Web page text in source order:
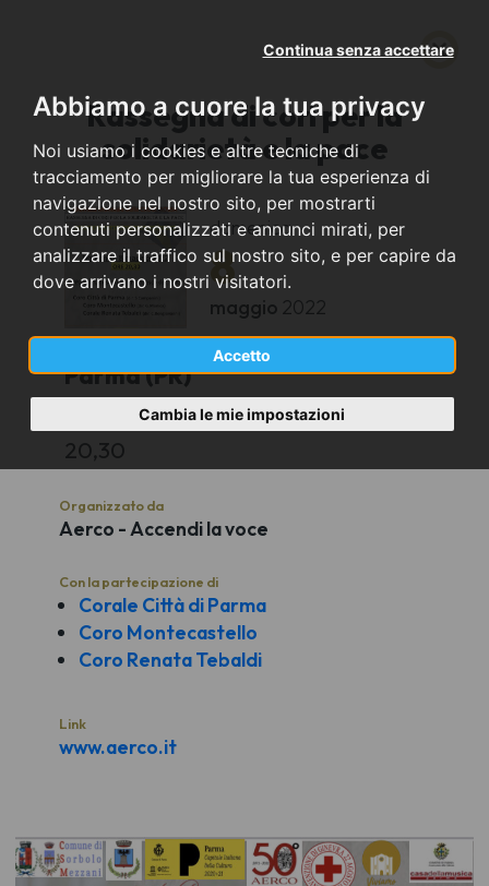
Abbiamo a cuore la tua privacy
Noi usiamo i cookies e altre tecniche di
tracciamento per migliorare la tua esperienza di
navigazione nel nostro sito, per mostrarti
contenuti personalizzati e annunci mirati, per
analizzare il traffico sul nostro sito, e per capire da
dove arrivano i nostri visitatori.
Accetto
Continua senza accettare
Cambia le mie impostazioni
Rassegna di cori per la
solidarietà e la pace
domenica
8
maggio 2022
Parma (PR)
San Francesco del Prato
20,30
Organizzato da
Aerco - Accendi la voce
Con la partecipazione di
Corale Città di Parma
Coro Montecastello
Coro Renata Tebaldi
Link
www.aerco.it